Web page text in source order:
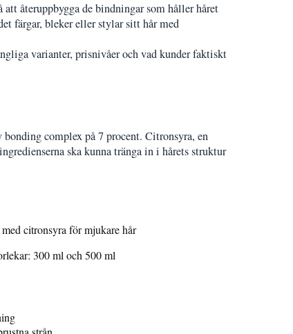
återuppbygga de bindningar som håller håret
färgar, bleker eller stylar sitt hår med
varianter, prisnivåer och vad kunder faktiskt
complex på 7 procent. Citronsyra, en
ska kunna tränga in i hårets struktur
citronsyra för mjukare hår
300 ml och 500 ml